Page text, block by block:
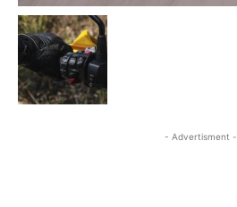
- Advertisment -